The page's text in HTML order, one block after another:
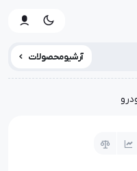
آرشیو محصولات